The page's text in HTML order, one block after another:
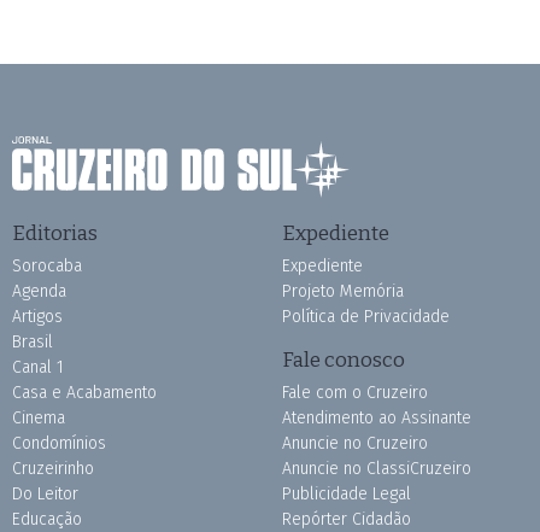
Editorias
Sorocaba
Agenda
Artigos
Brasil
Canal 1
Casa e Acabamento
Cinema
Condomínios
Cruzeirinho
Do Leitor
Educação
Expediente
Expediente
Projeto Memória
Política de Privacidade
Fale conosco
Fale com o Cruzeiro
Atendimento ao Assinante
Anuncie no Cruzeiro
Anuncie no ClassiCruzeiro
Publicidade Legal
Repórter Cidadão